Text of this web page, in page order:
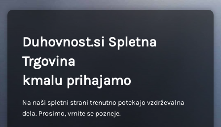
Duhovnost.si Spletna
Trgovina
kmalu prihajamo
Na naši spletni strani trenutno potekajo vzdrževalna
dela. Prosimo, vrnite se pozneje.